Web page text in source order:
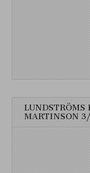
LUNDSTRÖMS
MARTINSON